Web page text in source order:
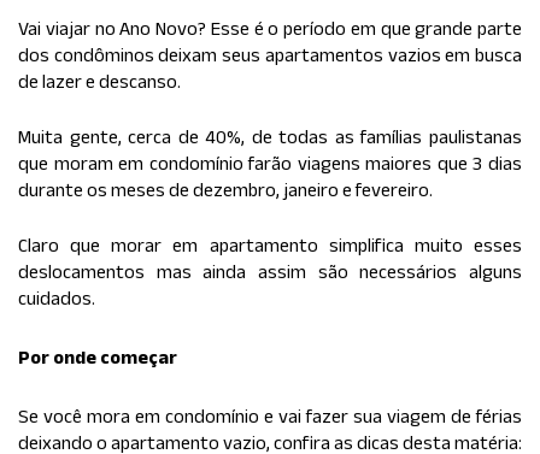
Vai viajar no Ano Novo? Esse é o período em que grande parte
dos condôminos deixam seus apartamentos vazios em busca
de lazer e descanso.
Muita gente, cerca de 40%, de todas as famílias paulistanas
que moram em condomínio farão viagens maiores que 3 dias
durante os meses de dezembro, janeiro e fevereiro.
Claro que morar em apartamento simplifica muito esses
deslocamentos mas ainda assim são necessários alguns
cuidados.
Por onde começar
Se você mora em condomínio e vai fazer sua viagem de férias
deixando o apartamento vazio, confira as dicas desta matéria: